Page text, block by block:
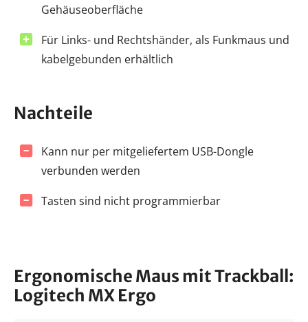
Gehäuseoberfläche
Für Links- und Rechtshänder, als Funkmaus und
kabelgebunden erhältlich
Nachteile
Kann nur per mitgeliefertem USB-Dongle
verbunden werden
Tasten sind nicht programmierbar
Ergonomische Maus mit Trackball:
Logitech MX Ergo